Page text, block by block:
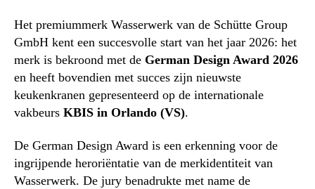
Het premiummerk Wasserwerk van de Schütte Group
GmbH kent een succesvolle start van het jaar 2026: het
merk is bekroond met de German Design Award 2026
en heeft bovendien met succes zijn nieuwste
keukenkranen gepresenteerd op de internationale
vakbeurs KBIS in Orlando (VS).
De German Design Award is een erkenning voor de
ingrijpende heroriëntatie van de merkidentiteit van
Wasserwerk. De jury benadrukte met name de